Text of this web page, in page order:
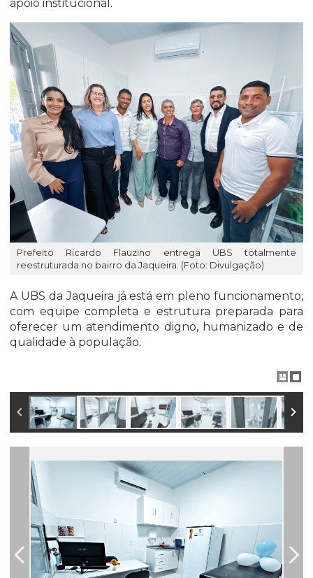
apoio institucional.
Prefeito Ricardo Flauzino entrega UBS totalmente
reestruturada no bairro da Jaqueira. (Foto: Divulgação)
A UBS da Jaqueira já está em pleno funcionamento,
com equipe completa e estrutura preparada para
oferecer um atendimento digno, humanizado e de
qualidade à população.